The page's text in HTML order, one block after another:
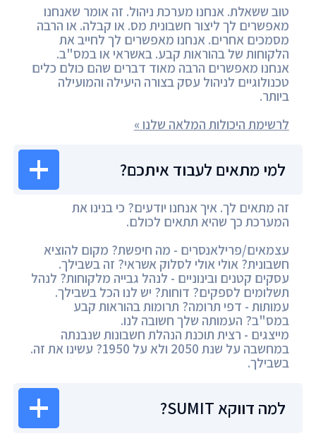
טוב ששאלת. אנחנו מערכת ניהול. זה אומר שאנחנו
מאפשרים לך ליצור חשבונית מס. או קבלה. או הרבה
מסמכים אחרים. אנחנו מאפשרים לך לחייב את
הלקוחות של בהוראות קבע. באשראי או במס"ב.
אנחנו מאפשרים הרבה מאוד דברים שהם כולם כלים
טכנולוגיים לניהול עסק בצורה היעילה והמועילה
ביותר.
לרשימת היכולות המלאה שלנו »
למי מתאים לעבוד איתכם?
זה מתאים לך. איך אנחנו יודעים? כי בנינו את
המערכת כך שהיא תתאים לכולם.
עצמאים/פרילאנסרים - מה חיפשת? מקום להוציא
חשבונית? אולי אולי לסלוק אשראי? זה בשבילך.
עסקים קטנים ובינוניים - לנהל גבייה מלקוחות? לנהל
תשלומים לספקים? דוחות? יש לנו הכל בשבילך.
עמותות - דפי תרומה? תרומות בהוראות קבע
במס"ב? העמותה שלך חשובה לנו.
מייצגים - רצית תוכנת הנהלת חשבונות שנבנתה
במחשבה על שנת 2050 ולא על 1950? עשינו את זה.
בשבילך.
למה דווקא SUMIT?